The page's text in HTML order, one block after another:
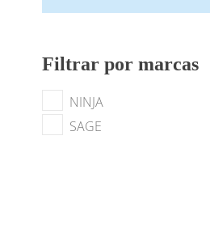
Filtrar por marcas
NINJA
SAGE